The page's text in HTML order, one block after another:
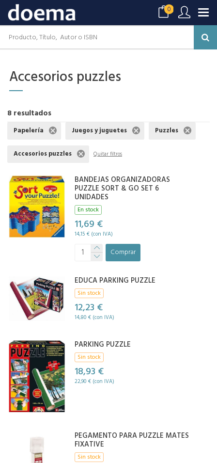
0
Accesorios puzzles
8 resultados
Papelería Juegos y juguetes Puzzles
Accesorios puzzles Quitar filtros
BANDEJAS ORGANIZADORAS
PUZZLE SORT & GO SET 6
UNIDADES
En stock
11,69 €
14,15 € (con IVA)
Comprar
EDUCA PARKING PUZZLE
Sin stock
12,23 €
14,80 € (con IVA)
PARKING PUZZLE
Sin stock
18,93 €
22,90 € (con IVA)
PEGAMENTO PARA PUZZLE MATES
FIXATIVE
Sin stock